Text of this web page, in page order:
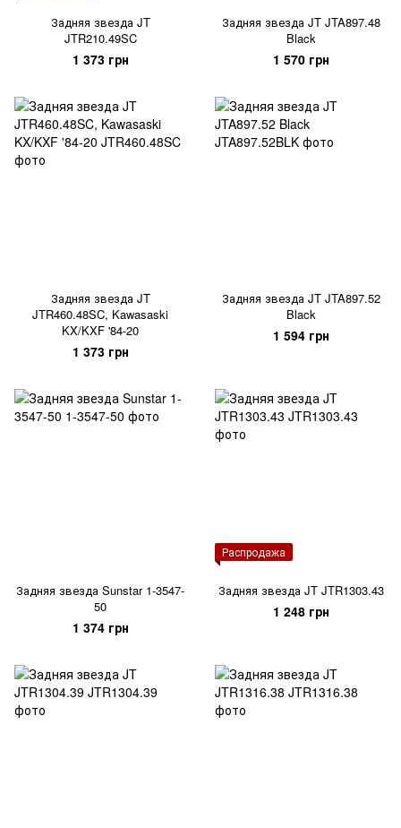
Задняя звезда JT
JTR210.49SC
1 373 грн
Задняя звезда JT JTA897.48
Black
1 570 грн
Задняя звезда JT
JTR460.48SC, Kawasaski
KX/KXF '84-20
1 373 грн
Задняя звезда JT JTA897.52
Black
1 594 грн
Задняя звезда Sunstar 1-3547-
50
1 374 грн
Распродажа
Задняя звезда JT JTR1303.43
1 248 грн